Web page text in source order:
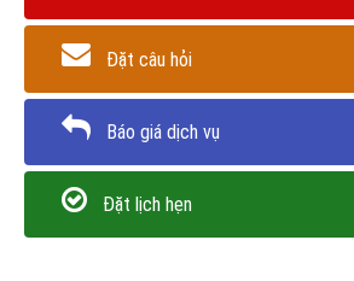
Đặt câu hỏi
Báo giá dịch vụ
Đặt lịch hẹn